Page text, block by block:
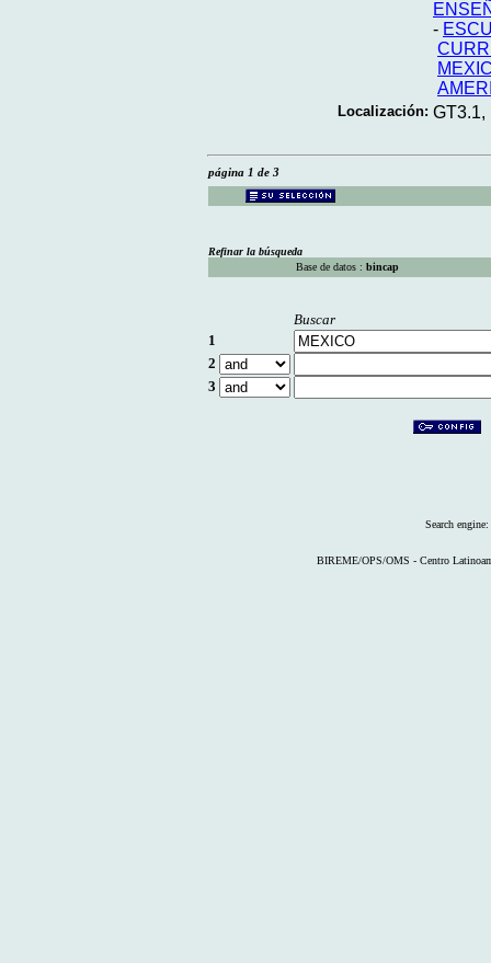
-
Localización: GT3.1,
página 1 de 3
Refinar la búsqueda
Base de datos : bincap
Buscar
1
2
3
Search engine:
BIREME/OPS/OMS - Centro